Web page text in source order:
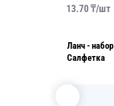
13.70₸/шт
Ланч - набор 2/1 Вилка белая эконом/
Салфетка